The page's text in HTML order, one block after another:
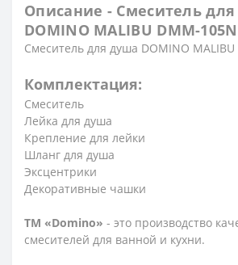
Описание - Смеситель
DOMINO MALIBU DMM-105N
Смеситель для душа DOMINO
Комплектация:
Смеситель
Лейка для душа
Крепление для лейки
Шланг для душа
Эксцентрики
Декоративные чашки
ТМ «Domino» - это производство
смесителей для ванной и кухни.